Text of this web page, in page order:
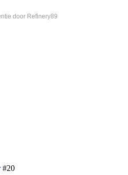
door Refinery89
#20